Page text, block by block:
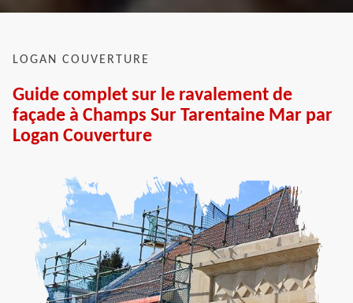
LOGAN COUVERTURE
Guide complet sur le ravalement de
façade à Champs Sur Tarentaine Mar par
Logan Couverture